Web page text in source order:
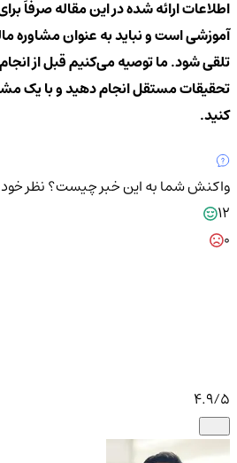
اطلاعات ارائه شده در این مقاله صرفاً
آموزشی است و نباید به عنوان مشاوره
تلقی شود. ما توصیه می‌کنیم قبل از
تحقیقات مستقل انجام دهید و با یک
کنید.
واکنش شما به این خبر چیست؟نظر خود
12
4.9/5